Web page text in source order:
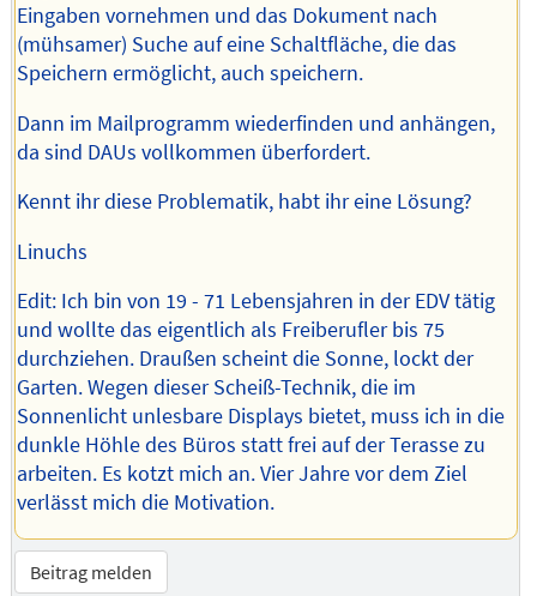
Eingaben vornehmen und das Dokument nach
(mühsamer) Suche auf eine Schaltfläche, die das
Speichern ermöglicht, auch speichern.
Dann im Mailprogramm wiederfinden und anhängen,
da sind DAUs vollkommen überfordert.
Kennt ihr diese Problematik, habt ihr eine Lösung?
Linuchs
Edit: Ich bin von 19 - 71 Lebensjahren in der EDV tätig
und wollte das eigentlich als Freiberufler bis 75
durchziehen. Draußen scheint die Sonne, lockt der
Garten. Wegen dieser Scheiß-Technik, die im
Sonnenlicht unlesbare Displays bietet, muss ich in die
dunkle Höhle des Büros statt frei auf der Terasse zu
arbeiten. Es kotzt mich an. Vier Jahre vor dem Ziel
verlässt mich die Motivation.
Beitrag melden